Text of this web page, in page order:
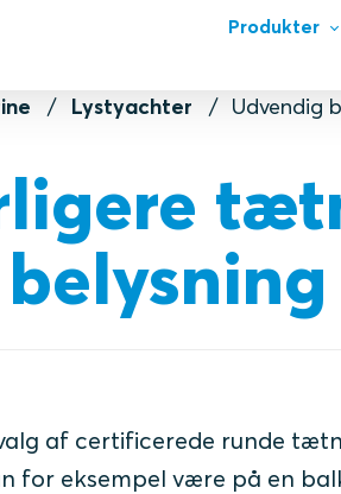
Produkter
Lystyachter Udvendig
af certificerede runde
for eksempel være på en